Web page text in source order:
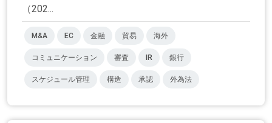
（202...
M&A EC 金融 貿易 海外
コミュニケーション 審査 IR 銀行
スケジュール管理 構造 承認 外為法